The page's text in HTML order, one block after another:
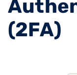
(2FA)